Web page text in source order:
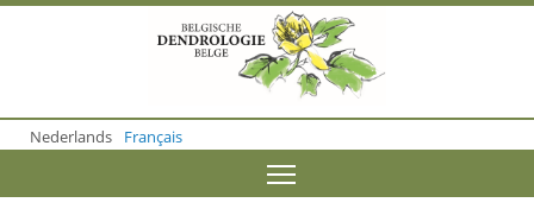
o
m
Nederlands Français